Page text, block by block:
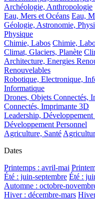
Archéologie, Anthropologie
Eau, Mers et Océans Eau,
Géologie, Astronomie,
Physique
Chimie, Labos Chimie,
Climat, Glaciers, Planète
Architecture, Energies
Renouvelables
Robotique, Electronique,
Informatique
Drones, Objets Connectés,
Connectés, Imprimante 3D
Leadership, Développement
Développement Personnel
Agriculture, Santé
Dates
Printemps : avril-mai
Été : juin-septembre Été :
Automne : octobre-
Hiver : décembre-mars